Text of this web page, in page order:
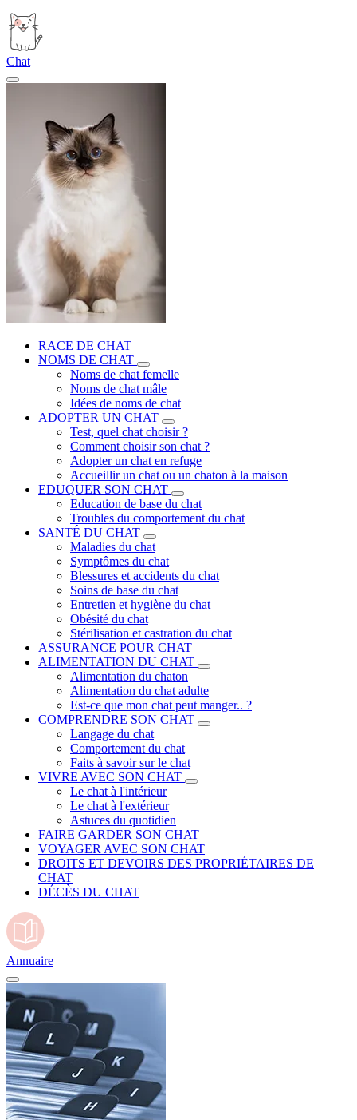
Chat
RACE DE CHAT
NOMS DE CHAT
Noms de chat femelle
Noms de chat mâle
Idées de noms de chat
ADOPTER UN CHAT
Test, quel chat choisir ?
Comment choisir son chat ?
Adopter un chat en refuge
Accueillir un chat ou un chaton à la maison
EDUQUER SON CHAT
Education de base du chat
Troubles du comportement du chat
SANTÉ DU CHAT
Maladies du chat
Symptômes du chat
Blessures et accidents du chat
Soins de base du chat
Entretien et hygiène du chat
Obésité du chat
Stérilisation et castration du chat
ASSURANCE POUR CHAT
ALIMENTATION DU CHAT
Alimentation du chaton
Alimentation du chat adulte
Est-ce que mon chat peut manger.. ?
COMPRENDRE SON CHAT
Langage du chat
Comportement du chat
Faits à savoir sur le chat
VIVRE AVEC SON CHAT
Le chat à l'intérieur
Le chat à l'extérieur
Astuces du quotidien
FAIRE GARDER SON CHAT
VOYAGER AVEC SON CHAT
DROITS ET DEVOIRS DES PROPRIÉTAIRES DE
CHAT
DÉCÈS DU CHAT
Annuaire